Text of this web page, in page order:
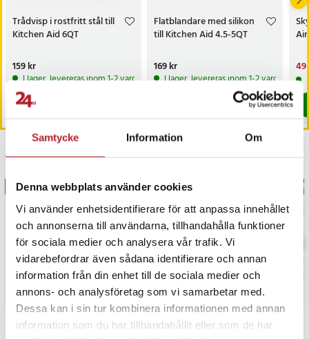
Samtycke Information Om
Denna webbplats använder cookies
Vi använder enhetsidentifierare för att anpassa innehållet
och annonserna till användarna, tillhandahålla funktioner
för sociala medier och analysera vår trafik. Vi
vidarebefordrar även sådana identifierare och annan
information från din enhet till de sociala medier och
annons- och analysföretag som vi samarbetar med.
Dessa kan i sin tur kombinera informationen med annan
information som du har tillhandahållit eller som de har
Trådvisp i rostfritt stål till
Kitchen Aid 6QT
Pris:159 kr
159 kr
I lager, levereras inom 1-2 vardagar
Flatblandare med silikon
till Kitchen Aid 4.5-5QT
Pris:169 kr
169 kr
I lager, levereras inom 1-2 vardagar
49
49
Senast besökta
BÄSTSÄLJARE